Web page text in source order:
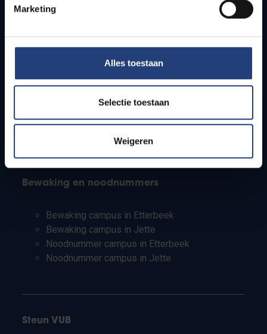
Marketing
Alles toestaan
Selectie toestaan
Weigeren
Studenten
PhD-studenten
Leerkrachten en secundaire scholen
Bewaking en noodnummers
Bewaking campus in Etterbeek
Bewaking campus in Jette
Noodnummer campus in Etterbeek
Noodnummer campus in Jette
Steun VUB